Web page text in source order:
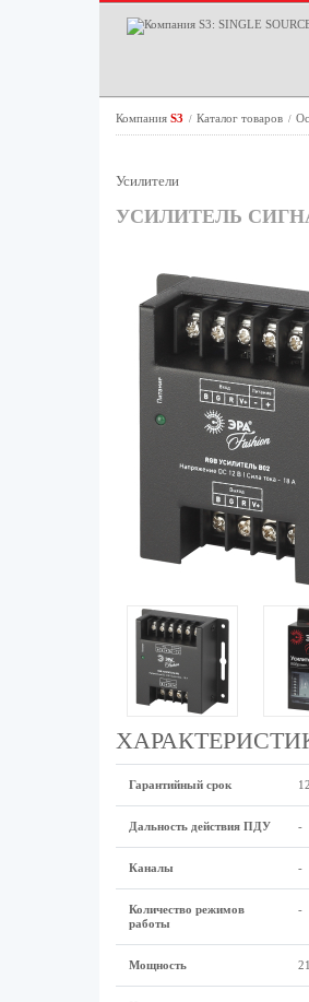
Компания S3 / Каталог товаров /
Усилители
УСИЛИТЕЛЬ
Гарантийный срок
Дальность действия ПДУ -
Каналы -
Количество режимов
работы
-
Мощность